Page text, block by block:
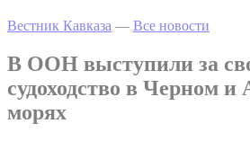
Вестник Кавказа — Все новости
В ООН выступили за
судоходство в Черном и
морях